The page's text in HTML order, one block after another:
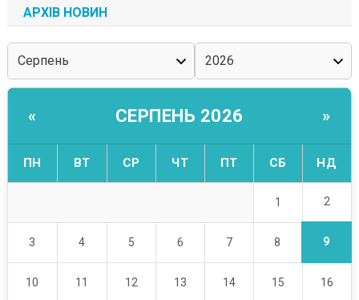
АРХІВ НОВИН
« СЕРПЕНЬ 2026 »
ПН ВТ СР ЧТ ПТ СБ НД
1 2
3 4 5 6 7 8 9
10 11 12 13 14 15 16